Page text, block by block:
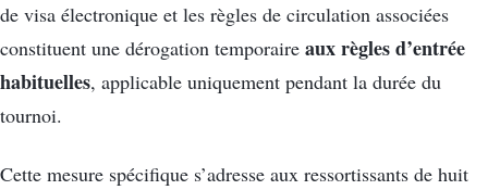
de visa électronique et les règles de circulation associées
constituent une dérogation temporaire aux règles d’entrée
habituelles, applicable uniquement pendant la durée du
tournoi.
Cette mesure spécifique s’adresse aux ressortissants de huit